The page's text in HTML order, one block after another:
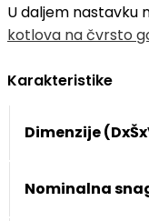
U daljem nastavku
kotlova na čvrsto
Karakteristike
Dimenzije
Nominalna